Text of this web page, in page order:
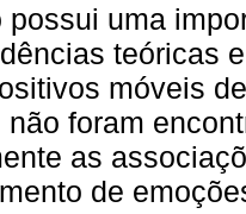
possui uma
teóricas
móveis
não foram
as
de